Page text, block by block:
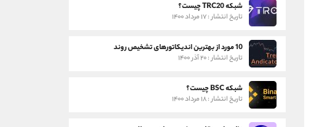
شبکه TRC20 چیست؟
تاریخ انتشار : ۱۷ مرداد ۱۴۰۰
10 مورد از بهترین اندیکاتورهای تشخیص روند
تاریخ انتشار : ۲۰ آذر ۱۴۰۰
شبکه BSC چیست؟
تاریخ انتشار : ۱۸ مرداد ۱۴۰۰